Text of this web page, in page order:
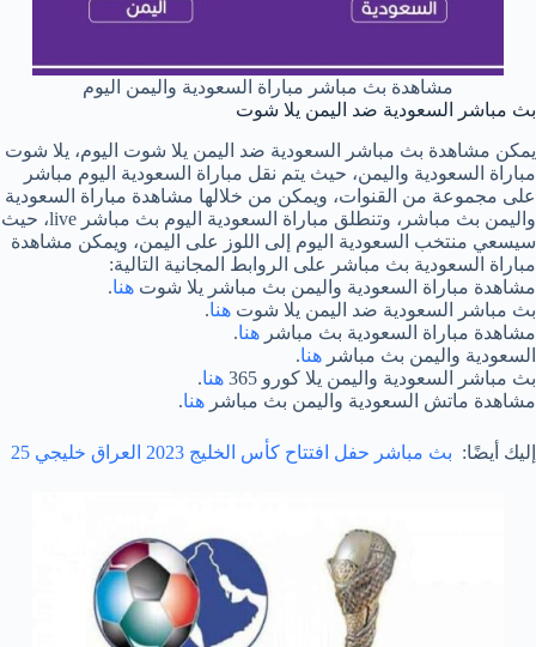
مشاهدة بث مباشر مباراة السعودية واليمن اليوم
بث مباشر السعودية ضد اليمن يلا شوت
يمكن مشاهدة بث مباشر السعودية ضد اليمن يلا شوت اليوم، يلا شوت
مباراة السعودية واليمن، حيث يتم نقل مباراة السعودية اليوم مباشر
على مجموعة من القنوات، ويمكن من خلالها مشاهدة مباراة السعودية
واليمن بث مباشر، وتنطلق مباراة السعودية اليوم بث مباشر live، حيث
سيسعي منتخب السعودية اليوم إلى اللوز على اليمن، ويمكن مشاهدة
مباراة السعودية بث مباشر على الروابط المجانية التالية:
مشاهدة مباراة السعودية واليمن بث مباشر يلا شوت هنا.
بث مباشر السعودية ضد اليمن يلا شوت هنا.
مشاهدة مباراة السعودية بث مباشر هنا.
السعودية واليمن بث مباشر هنا.
بث مباشر السعودية واليمن يلا كورو 365
هنا.
مشاهدة ماتش السعودية واليمن بث مباشر هنا.
إليك أيضًا: بث مباشر حفل افتتاح كأس الخليج 2023 العراق خليجي 25